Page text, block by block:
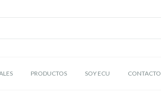
PRODUCTOS SOY ECU CONTACTO